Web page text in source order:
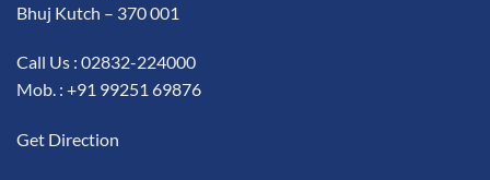
Bhuj Kutch – 370 001
Call Us : 02832-224000
Mob. : +91 99251 69876
Get Direction